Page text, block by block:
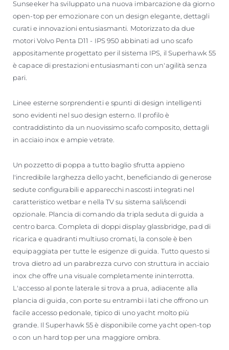
Sunseeker ha sviluppato una nuova imbarcazione da giorno
open-top per emozionare con un design elegante, dettagli
curati e innovazioni entusiasmanti. Motorizzato da due
motori Volvo Penta D11 - IPS 950 abbinati ad uno scafo
appositamente progettato per il sistema IPS, il Superhawk 55
è capace di prestazioni entusiasmanti con un'agilità senza
pari.
Linee esterne sorprendenti e spunti di design intelligenti
sono evidenti nel suo design esterno. Il profilo è
contraddistinto da un nuovissimo scafo composito, dettagli
in acciaio inox e ampie vetrate.
Un pozzetto di poppa a tutto baglio sfrutta appieno
l'incredibile larghezza dello yacht, beneficiando di generose
sedute configurabili e apparecchi nascosti integrati nel
caratteristico wetbar e nella TV su sistema sali/scendi
opzionale. Plancia di comando da tripla seduta di guida a
centro barca. Completa di doppi display glassbridge, pad di
ricarica e quadranti multiuso cromati, la console è ben
equipaggiata per tutte le esigenze di guida. Tutto questo si
trova dietro ad un parabrezza curvo con struttura in acciaio
inox che offre una visuale completamente ininterrotta.
L'accesso al ponte laterale si trova a prua, adiacente alla
plancia di guida, con porte su entrambi i lati che offrono un
facile accesso pedonale, tipico di uno yacht molto più
grande. Il Superhawk 55 è disponibile come yacht open-top
o con un hard top per una maggiore ombra.